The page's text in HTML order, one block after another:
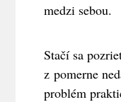
medzi sebou.
Stačí sa
z pomerne
problém